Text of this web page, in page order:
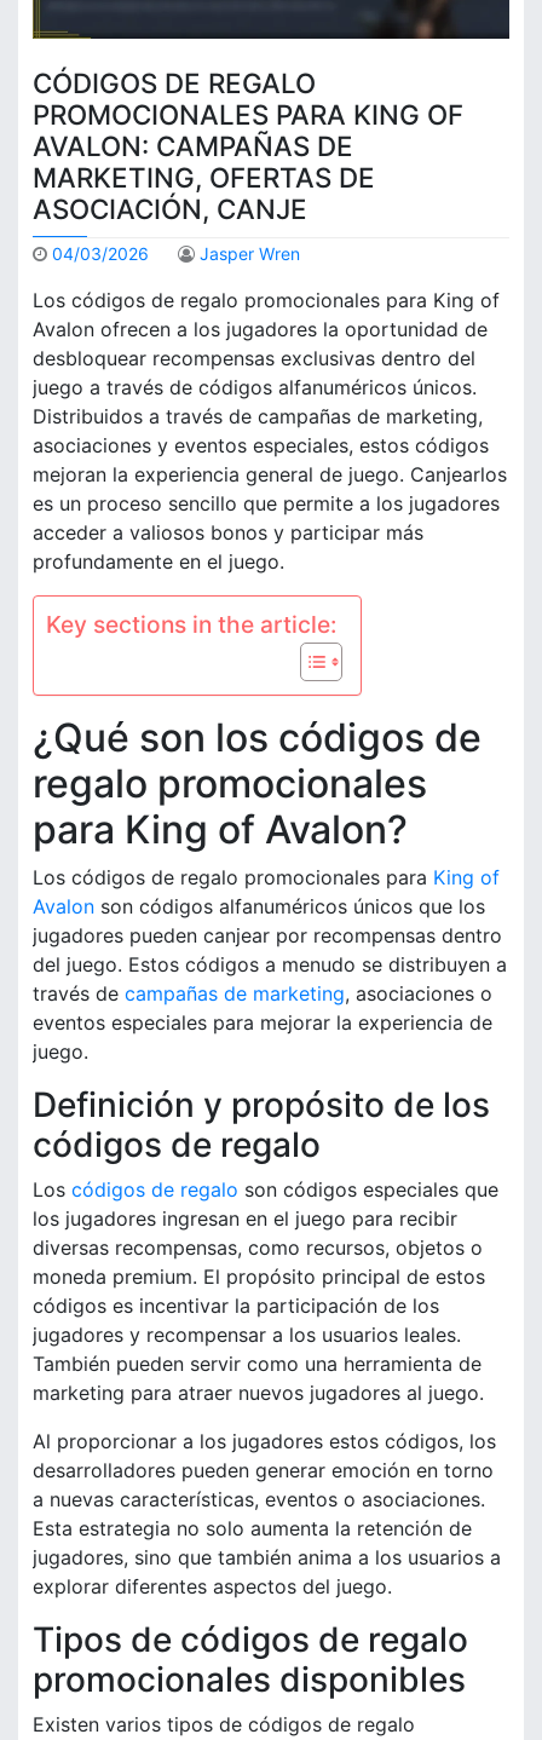
CÓDIGOS DE REGALO
PROMOCIONALES PARA KING OF
AVALON: CAMPAÑAS DE
MARKETING, OFERTAS DE
ASOCIACIÓN, CANJE
04/03/2026 Jasper Wren
Los códigos de regalo promocionales para King of
Avalon ofrecen a los jugadores la oportunidad de
desbloquear recompensas exclusivas dentro del
juego a través de códigos alfanuméricos únicos.
Distribuidos a través de campañas de marketing,
asociaciones y eventos especiales, estos códigos
mejoran la experiencia general de juego. Canjearlos
es un proceso sencillo que permite a los jugadores
acceder a valiosos bonos y participar más
profundamente en el juego.
Key sections in the article:
¿Qué son los códigos de
regalo promocionales
para King of Avalon?
Los códigos de regalo promocionales para King of
Avalon son códigos alfanuméricos únicos que los
jugadores pueden canjear por recompensas dentro
del juego. Estos códigos a menudo se distribuyen a
través de campañas de marketing, asociaciones o
eventos especiales para mejorar la experiencia de
juego.
Definición y propósito de los
códigos de regalo
Los códigos de regalo son códigos especiales que
los jugadores ingresan en el juego para recibir
diversas recompensas, como recursos, objetos o
moneda premium. El propósito principal de estos
códigos es incentivar la participación de los
jugadores y recompensar a los usuarios leales.
También pueden servir como una herramienta de
marketing para atraer nuevos jugadores al juego.
Al proporcionar a los jugadores estos códigos, los
desarrolladores pueden generar emoción en torno
a nuevas características, eventos o asociaciones.
Esta estrategia no solo aumenta la retención de
jugadores, sino que también anima a los usuarios a
explorar diferentes aspectos del juego.
Tipos de códigos de regalo
promocionales disponibles
Existen varios tipos de códigos de regalo